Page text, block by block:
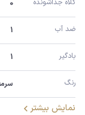
0
ضد آب 1
بادگیر 1
رنگ
نمایش بیشتر